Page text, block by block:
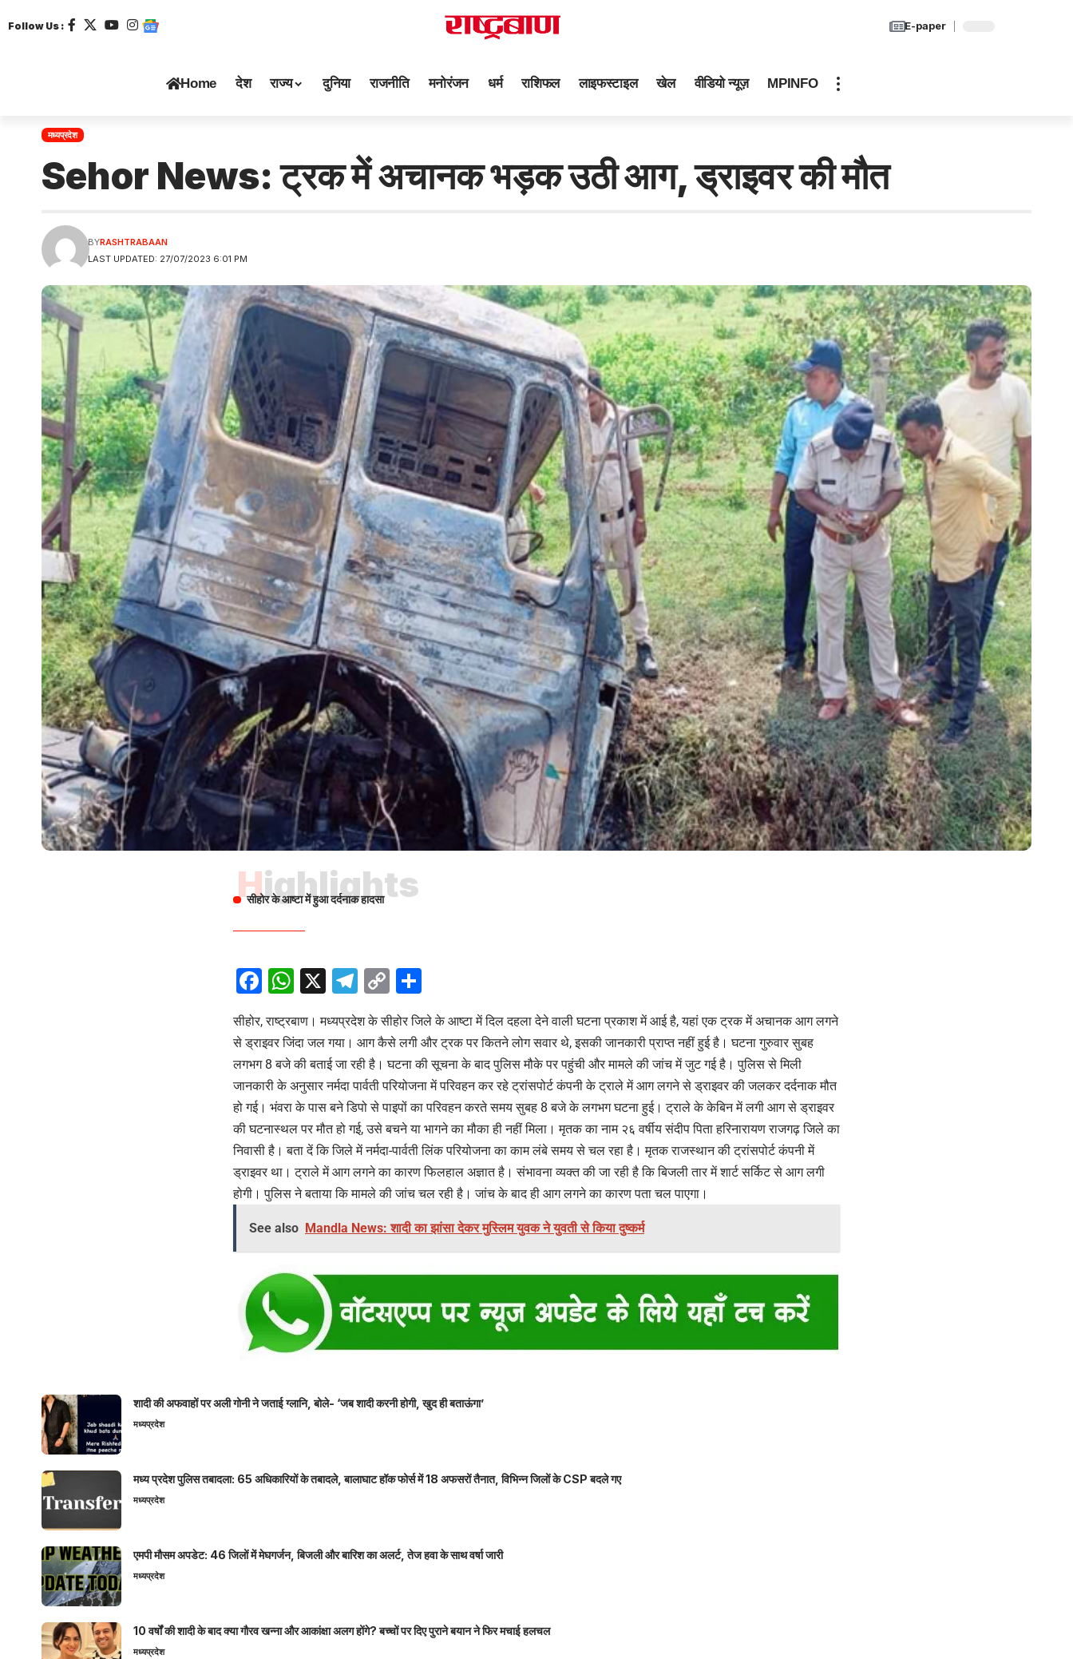
Follow Us : E-paper
Home देश राज्य दुनिया राजनीति मनोरंजन धर्म राशिफल लाइफस्टाइल खेल वीडियो न्यूज़ MPINFO
मध्यप्रदेश
Sehor News: ट्रक में अचानक भड़क उठी आग, ड्राइवर की मौत
LAST UPDATED: 27/07/2023 6:01 PM
BYRASHTRABAAN
Highlights
सीहोर के आष्टा में हुआ दर्दनाक हादसा
Facebook
WhatsApp
X Telegram
Copy
Link
सीहोर, राष्ट्रबाण। मध्यप्रदेश के सीहोर जिले के आष्टा में दिल दहला देने वाली घटना प्रकाश में आई है, यहां एक ट्रक में अचानक आग लगने
से ड्राइवर जिंदा जल गया। आग कैसे लगी और ट्रक पर कितने लोग सवार थे, इसकी जानकारी प्राप्त नहीं हुई है। घटना गुरुवार सुबह
लगभग 8 बजे की बताई जा रही है। घटना की सूचना के बाद पुलिस मौके पर पहुंची और मामले की जांच में जुट गई है। पुलिस से मिली
जानकारी के अनुसार नर्मदा पार्वती परियोजना में परिवहन कर रहे ट्रांसपोर्ट कंपनी के ट्राले में आग लगने से ड्राइवर की जलकर दर्दनाक मौत
हो गई। भंवरा के पास बने डिपो से पाइपों का परिवहन करते समय सुबह 8 बजे के लगभग घटना हुई। ट्राले के केबिन में लगी आग से ड्राइवर
की घटनास्थल पर मौत हो गई, उसे बचने या भागने का मौका ही नहीं मिला। मृतक का नाम २६ वर्षीय संदीप पिता हरिनारायण राजगढ़ जिले का
निवासी है। बता दें कि जिले में नर्मदा-पार्वती लिंक परियोजना का काम लंबे समय से चल रहा है। मृतक राजस्थान की ट्रांसपोर्ट कंपनी में
ड्राइवर था। ट्राले में आग लगने का कारण फिलहाल अज्ञात है। संभावना व्यक्त की जा रही है कि बिजली तार में शार्ट सर्किट से आग लगी
होगी। पुलिस ने बताया कि मामले की जांच चल रही है। जांच के बाद ही आग लगने का कारण पता चल पाएगा।
See also Mandla News: शादी का झांसा देकर मुस्लिम युवक ने युवती से किया दुष्कर्म
शादी की अफवाहों पर अली गोनी ने जताई ग्लानि, बोले- ‘जब शादी करनी होगी, खुद ही बताऊंगा’
मध्यप्रदेश
मध्य प्रदेश पुलिस तबादला: 65 अधिकारियों के तबादले, बालाघाट हॉक फोर्स में 18 अफसरों तैनात, विभिन्न जिलों के CSP बदले गए
मध्यप्रदेश
एमपी मौसम अपडेट: 46 जिलों में मेघगर्जन, बिजली और बारिश का अलर्ट, तेज हवा के साथ वर्षा जारी
मध्यप्रदेश
10 वर्षों की शादी के बाद क्या गौरव खन्ना और आकांक्षा अलग होंगे? बच्चों पर दिए पुराने बयान ने फिर मचाई हलचल
मध्यप्रदेश